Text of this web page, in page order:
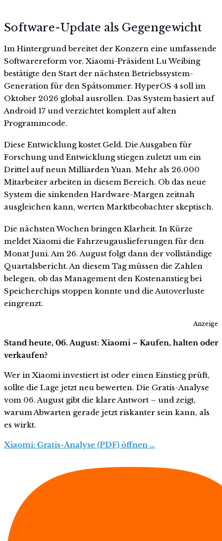
Software-Update als Gegengewicht
Im Hintergrund bereitet der Konzern eine umfassende
Softwarereform vor. Xiaomi-Präsident Lu Weibing
bestätigte den Start der nächsten Betriebssystem-
Generation für den Spätsommer. HyperOS 4 soll im
Oktober 2026 global ausrollen. Das System basiert auf
Android 17 und verzichtet komplett auf alten
Programmcode.
Diese Entwicklung kostet Geld. Die Ausgaben für
Forschung und Entwicklung stiegen zuletzt um ein
Drittel auf neun Milliarden Yuan. Mehr als 26.000
Mitarbeiter arbeiten in diesem Bereich. Ob das neue
System die sinkenden Hardware-Margen zeitnah
ausgleichen kann, werten Marktbeobachter skeptisch.
Die nächsten Wochen bringen Klarheit. In Kürze
meldet Xiaomi die Fahrzeugauslieferungen für den
Monat Juni. Am 26. August folgt dann der vollständige
Quartalsbericht. An diesem Tag müssen die Zahlen
belegen, ob das Management den Kostenanstieg bei
Speicherchips stoppen konnte und die Autoverluste
eingrenzt.
Anzeige
Stand heute, 06. August: Xiaomi – Kaufen, halten oder
verkaufen?
Wer in Xiaomi investiert ist oder einen Einstieg prüft,
sollte die Lage jetzt neu bewerten. Die Gratis-Analyse
vom 06. August gibt die klare Antwort – und zeigt,
warum Abwarten gerade jetzt riskanter sein kann, als
es wirkt.
Xiaomi: Gratis-Analyse (PDF) öffnen …